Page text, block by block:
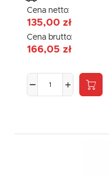
Cena netto:
135,00 zł
Cena brutto:
166,05 zł